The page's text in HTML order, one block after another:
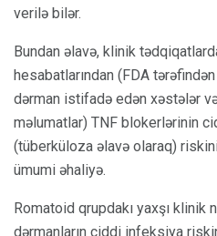
verilə bilər.
Bundan əlavə, klinik
hesabatlarından (FDA
dərman istifadə edən xəstələr
məlumatlar) TNF blokerlərinin
(tüberküloza əlavə olaraq)
ümumi əhaliyə.
Romatoid qrupdakı yaxşı klinik
dərmanların ciddi infeksiya